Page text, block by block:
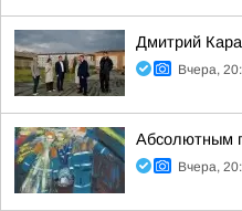
Дмитрий
Вчера,
Абсолютным
Вчера,